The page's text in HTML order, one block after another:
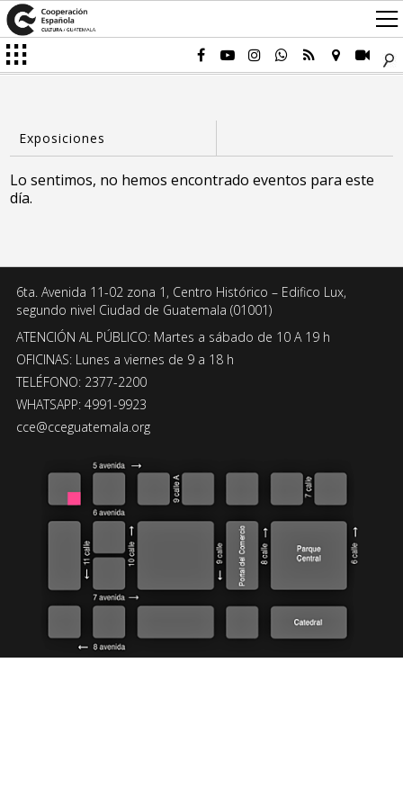
Lo sentimos, no hemos encontrado eventos para este
día.
6ta. Avenida 11-02 zona 1, Centro Histórico – Edifico Lux,
segundo nivel Ciudad de Guatemala (01001)
ATENCIÓN AL PÚBLICO: Martes a sábado de 10 A 19 h
OFICINAS: Lunes a viernes de 9 a 18 h
TELÉFONO: 2377-2200
WHATSAPP: 4991-9923
cce@cceguatemala.org